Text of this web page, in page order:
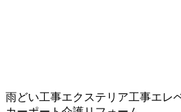
雨どい工事エクステリア工事エレ